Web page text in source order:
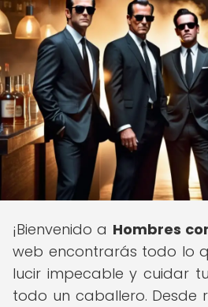
¡Bienvenido a Hombres
web encontrarás todo lo
lucir impecable y cuidar
todo un caballero. Desde